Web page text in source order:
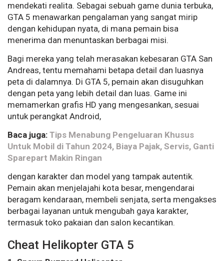
mendekati realita. Sebagai sebuah game dunia terbuka,
GTA 5 menawarkan pengalaman yang sangat mirip
dengan kehidupan nyata, di mana pemain bisa
menerima dan menuntaskan berbagai misi.
Bagi mereka yang telah merasakan kebesaran GTA San
Andreas, tentu memahami betapa detail dan luasnya
peta di dalamnya. Di GTA 5, pemain akan disuguhkan
dengan peta yang lebih detail dan luas. Game ini
memamerkan grafis HD yang mengesankan, sesuai
untuk perangkat Android,
Baca juga: Tips Menabung Pengeluaran Khusus
Untuk Mobil di Tahun 2024, Biaya Pajak, Servis, Ganti
Sparepart Makin Ringan
dengan karakter dan model yang tampak autentik.
Pemain akan menjelajahi kota besar, mengendarai
beragam kendaraan, membeli senjata, serta mengakses
berbagai layanan untuk mengubah gaya karakter,
termasuk toko pakaian dan salon kecantikan.
Cheat Helikopter GTA 5